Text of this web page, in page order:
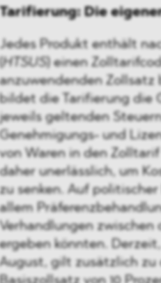
Die
Jedes Produkt enthält
HTSUS) einen
bildet die Tarifierung die
jeweils geltenden
und
von Waren in den
unerlässlich, um
zu senken. Auf
zwischen
könnten.
gilt zusätzlich zu